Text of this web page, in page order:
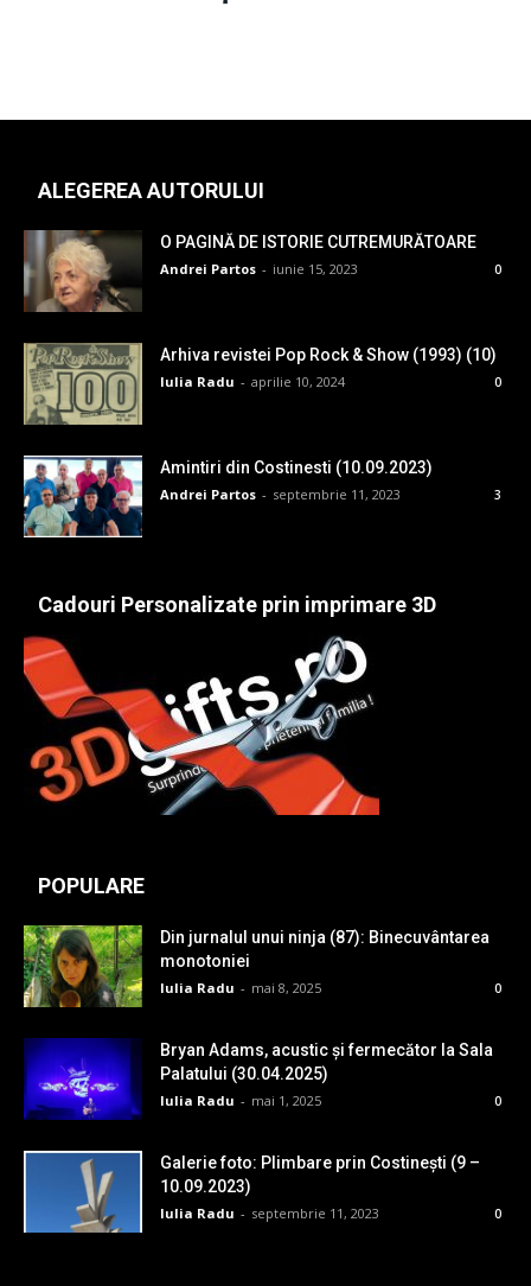
ALEGEREA AUTORULUI
O PAGINĂ DE ISTORIE CUTREMURĂTOARE
Andrei Partos - iunie 15, 2023 0
Arhiva revistei Pop Rock & Show (1993) (10)
Iulia Radu - aprilie 10, 2024 0
Amintiri din Costinesti (10.09.2023)
Andrei Partos - septembrie 11, 2023 3
Cadouri Personalizate prin imprimare 3D
POPULARE
Din jurnalul unui ninja (87): Binecuvântarea
monotoniei
Iulia Radu - mai 8, 2025 0
Bryan Adams, acustic și fermecător la Sala
Palatului (30.04.2025)
Iulia Radu - mai 1, 2025 0
Galerie foto: Plimbare prin Costinești (9 –
10.09.2023)
Iulia Radu - septembrie 11, 2023 0